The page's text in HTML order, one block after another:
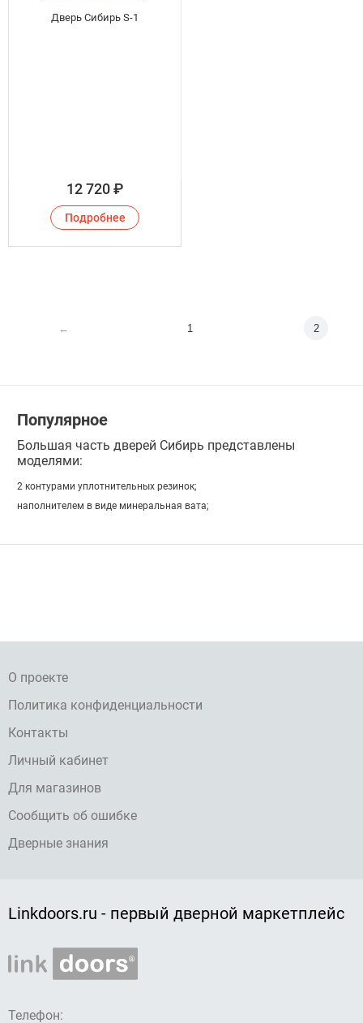
Дверь Сибирь S-1
12 720₽
Подробнее
← 1 2
Популярное
Большая часть дверей Сибирь представлены
моделями:
2 контурами уплотнительных резинок;
наполнителем в виде минеральная вата;
О проекте
Политика конфиденциальности
Контакты
Личный кабинет
Для магазинов
Сообщить об ошибке
Дверные знания
Linkdoors.ru - первый дверной маркетплейс
Телефон: